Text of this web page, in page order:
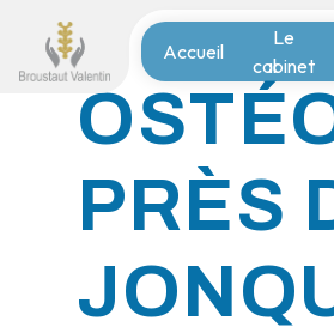
Accueil
Le
cabinet
PRÈS